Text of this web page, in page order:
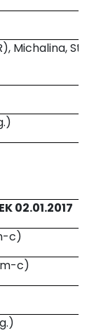
Michalina,
02.01.2017
c)
m-c)